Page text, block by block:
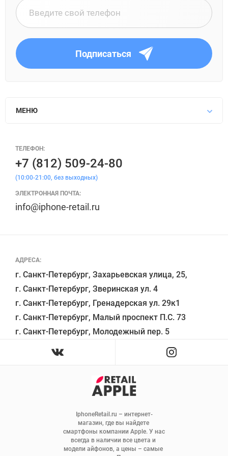
Подписаться
IphoneRetail.ru – интернет-
магазин, где вы найдете
смартфоны компании Apple. У нас
всегда в наличии все цвета и
модели айфонов, а цены – самые
МЕНЮ
АДРЕСА:
г. Санкт-Петербург, Захарьевская улица, 25,
г. Санкт-Петербург, Зверинская ул. 4
г. Санкт-Петербург, Гренадерская ул. 29к1
г. Санкт-Петербург, Малый проспект П.С. 73
ТЕЛЕФОН:
+7 (812) 509-24-80
(10:00-21:00, без выходных)
ЭЛЕКТРОННАЯ ПОЧТА:
info@iphone-retail.ru